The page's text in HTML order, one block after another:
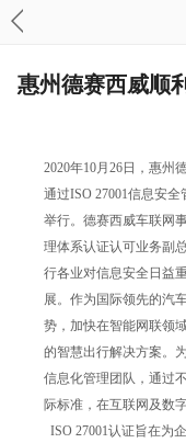
惠州德赛西威顺
2020年10月26日，惠州
通过ISO 27001信息安全
举行。德赛西威车联网
理体系认证认可业务副
行各业对信息安全日益
展。作为国际领先的汽
势，加快在智能网联领
的智慧出行解决方案。
信息化管理团队，通过
际标准，在互联网及数
ISO 27001认证旨在为